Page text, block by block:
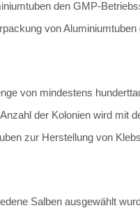
den GMP-
von Aluminiumtuben
von mindestens
der Kolonien wird mit
zur Herstellung von
Salben ausgewählt